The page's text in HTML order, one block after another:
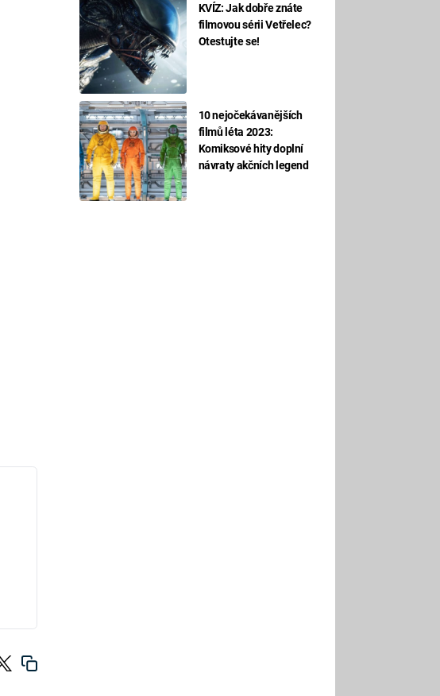
KVÍZ: Jak dobře znáte
filmovou sérii Vetřelec?
Otestujte se!
10 nejočekávanějších
filmů léta 2023:
Komiksové hity doplní
návraty akčních legend